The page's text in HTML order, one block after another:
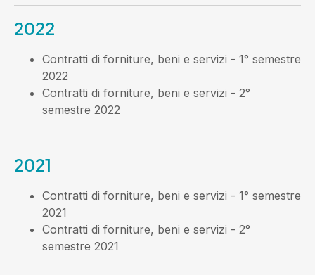
2022
Contratti di forniture, beni e servizi - 1° semestre
2022
Contratti di forniture, beni e servizi - 2°
semestre 2022
2021
Contratti di forniture, beni e servizi - 1° semestre
2021
Contratti di forniture, beni e servizi - 2°
semestre 2021